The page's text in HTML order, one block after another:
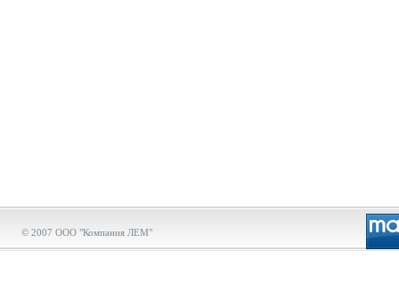
© 2007 ООО "Компания ЛЕМ"